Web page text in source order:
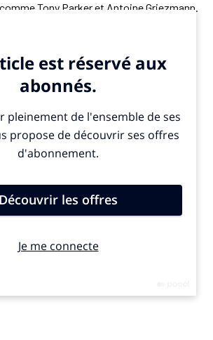
Tony Parker et Antoine Griezmann.
Paul Pogba, lui, a choisi
L’international français de football,
en 2018, devient actionnaire et
une écurie professionnelle
de terrain de l’AS Monaco est le premier
dans cette discipline traditionnelle du
j’ai eu la chance de recevoir de
Paul Pogba dans un communiqué
2025.Celle-ci m’a touché à un niveau
de la culture, de l’héritage et de la
les gens et met en lumière des
le textile